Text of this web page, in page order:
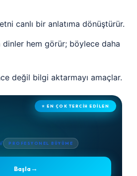
canlı bir anlatıma dönüştürür.
hem görür; böylece daha
değil bilgi aktarmayı amaçlar.
⭐ EN ÇOK TERCİH EDİLEN
PROFESYONEL BÜYÜME
Başla →